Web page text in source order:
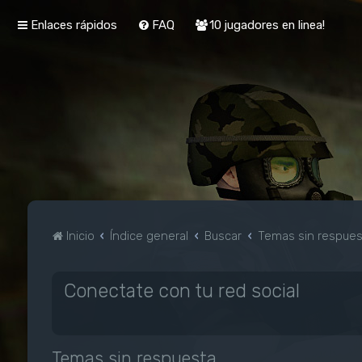
Enlaces rápidos FAQ 10 jugadores en linea!
Inicio Índice general Buscar Temas sin
Conectate con tu red social